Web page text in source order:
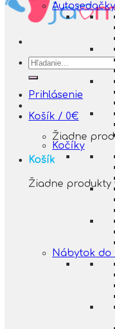
Hľadať:
Prihlásenie
Košík / 0€
Žiadne
Košík
Žiadne produkty
Autosedačky
Kočíky
Nábytok do